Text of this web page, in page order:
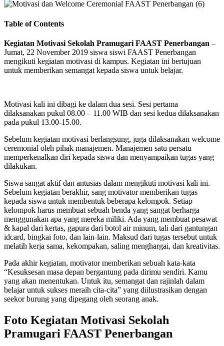
Table of Contents
Kegiatan Motivasi Sekolah Pramugari FAAST Penerbangan –
Jumat, 22 November 2019 siswa siswi FAAST Penerbangan
mengikuti kegiatan motivasi di kampus. Kegiatan ini bertujuan
untuk memberikan semangat kepada siswa untuk belajar.
Motivasi kali ini dibagi ke dalam dua sesi. Sesi pertama
dilaksanakan pukul 08.00 – 11.00 WIB dan sesi kedua dilaksanakan
pada pukul 13.00-15.00.
Sebelum kegiatan motivasi berlangsung, juga dilaksanakan welcome
ceremonial oleh pihak manajemen. Manajemen satu persatu
memperkenalkan diri kepada siswa dan menyampaikan tugas yang
dilakukan.
Siswa sangat aktif dan antusias dalam mengikuti motivasi kali ini.
Sebelum kegiatan berakhir, sang motivator memberikan tugas
kepada siswa untuk membentuk beberapa kelompok. Setiap
kelompok harus membuat sebuah benda yang sangat berharga
menggunakan apa yang mereka miliki. Ada yang membuat pesawat
& kapal dari kertas, gapura dari botol air minum, tali dari gantungan
idcard, bingkai foto, dan lain-lain. Maksud dari tugas tersebut untuk
melatih kerja sama, kekompakan, saling menghargai, dan kreativitas.
Pada akhir kegiatan, motivator memberikan sebuah kata-kata
“Kesuksesan masa depan bergantung pada dirimu sendiri. Kamu
yang akan menentukan. Untuk itu, semangat dan rajinlah dalam
belajar untuk sukses meraih cita-cita” yang diilustrasikan dengan
seekor burung yang dipegang oleh seorang anak.
Foto Kegiatan Motivasi Sekolah
Pramugari FAAST Penerbangan